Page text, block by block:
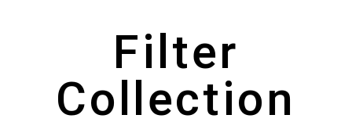
Filter
Collection